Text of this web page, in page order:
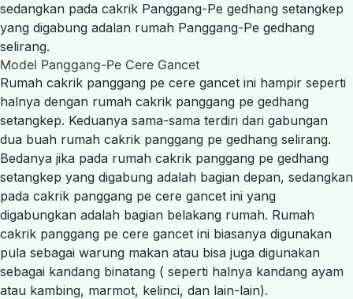
sedangkan pada cakrik Panggang-Pe gedhang setangkep
yang digabung adalan rumah Panggang-Pe gedhang
selirang.
Model Panggang-Pe Cere Gancet
Rumah cakrik panggang pe cere gancet ini hampir seperti
halnya dengan rumah cakrik panggang pe gedhang
setangkep. Keduanya sama-sama terdiri dari gabungan
dua buah rumah cakrik panggang pe gedhang selirang.
Bedanya jika pada rumah cakrik panggang pe gedhang
setangkep yang digabung adalah bagian depan, sedangkan
pada cakrik panggang pe cere gancet ini yang
digabungkan adalah bagian belakang rumah. Rumah
cakrik panggang pe cere gancet ini biasanya digunakan
pula sebagai warung makan atau bisa juga digunakan
sebagai kandang binatang ( seperti halnya kandang ayam
atau kambing, marmot, kelinci, dan lain-lain).